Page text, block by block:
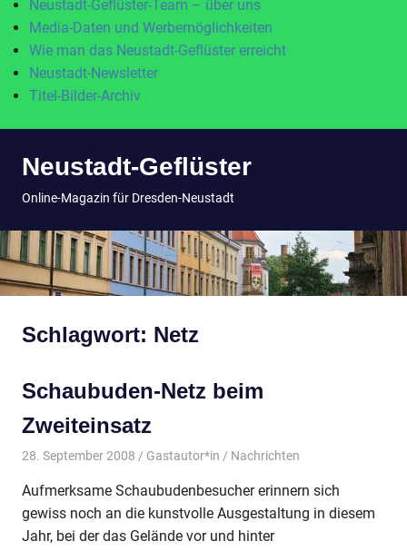
Neustadt-Geflüster-Team – über uns
Media-Daten und Werbemöglichkeiten
Wie man das Neustadt-Geflüster erreicht
Neustadt-Newsletter
Titel-Bilder-Archiv
InhaltNeustadt-Geflüster
Online-Magazin für Dresden-Neustadt
Schlagwort: Netz
Schaubuden-Netz beim
Zweiteinsatz
28. September 2008 Gastautor*in Nachrichten
Aufmerksame Schaubudenbesucher erinnern sich
gewiss noch an die kunstvolle Ausgestaltung in diesem
Jahr, bei der das Gelände vor und hinter